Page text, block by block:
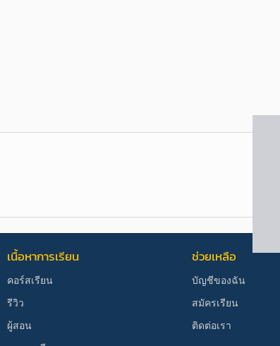
เนื้อหาการเรียน
คอร์สเรียน
รีวิว
ผู้สอน
ช่วยเหลือ
บัญชีของฉัน
สมัครเรียน
ติดต่อเรา